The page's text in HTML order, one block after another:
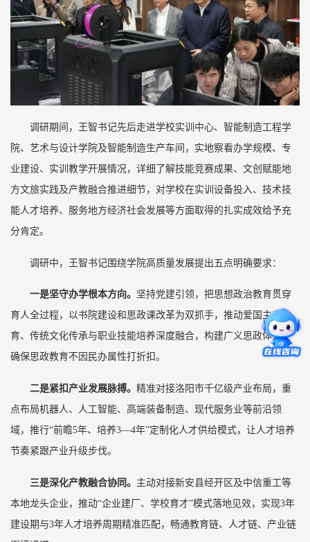
调研期间，王智书记先后走进学校实训中心、智能制造工程学
院、艺术与设计学院及智能制造生产车间，实地察看办学规模、专
业建设、实训教学开展情况，详细了解技能竞赛成果、文创赋能地
方文旅实践及产教融合推进细节，对学校在实训设备投入、技术技
能人才培养、服务地方经济社会发展等方面取得的扎实成效给予充
分肯定。
调研中，王智书记围绕学院高质量发展提出五点明确要求：
一是坚守办学根本方向。 坚持党建引领，把思想政治教育贯穿
育人全过程，以书院建设和思政课改革为双抓手，推动爱国主义教
育、传统文化传承与职业技能培养深度融合，构建广义思政体系，
确保思政教育不因民办属性打折扣。
二是紧扣产业发展脉搏。 精准对接洛阳市千亿级产业布局，重
点布局机器人、人工智能、高端装备制造、现代服务业等前沿领
域，推行“前瞻5年、培养3—4年”定制化人才供给模式，让人才培养
节奏紧跟产业升级步伐。
三是深化产教融合协同。 主动对接新安县经开区及中信重工等
本地龙头企业，推动“企业建厂、学校育才”模式落地见效，实现3年
建设期与3年人才培养周期精准匹配，畅通教育链、人才链、产业链